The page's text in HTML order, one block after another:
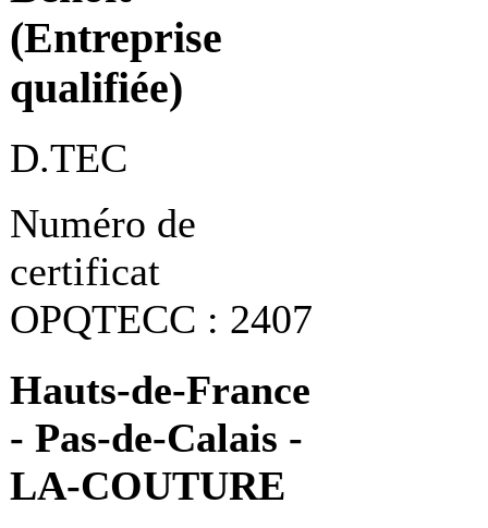
(Entreprise
qualifiée)
D.TEC
Numéro de
certificat
OPQTECC : 2407
Hauts-de-France
- Pas-de-Calais -
LA-COUTURE